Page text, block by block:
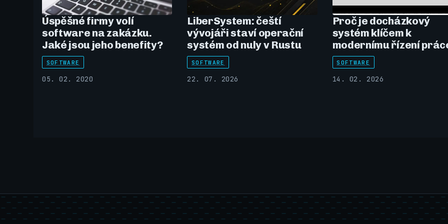
Úspěšné firmy volí
software na zakázku.
Jaké jsou jeho benefity?
SOFTWARE
05. 02. 2020
LiberSystem: čeští
vývojáři staví operační
systém od nuly v Rustu
SOFTWARE
22. 07. 2026
Proč je docházkový
systém klíčem k
modernímu řízení
SOFTWARE
14. 02. 2026